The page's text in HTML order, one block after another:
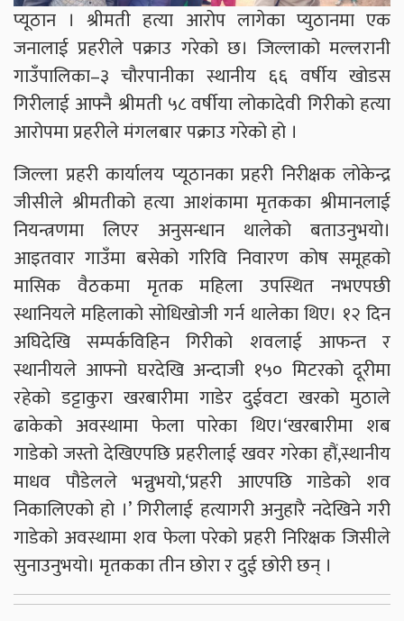
प्यूठान । श्रीमती हत्या आरोप लागेका प्युठानमा एक
जनालाई प्रहरीले पक्राउ गरेको छ। जिल्लाको मल्लरानी
गाउँपालिका–३ चौरपानीका स्थानीय ६६ वर्षीय खोडस
गिरीलाई आफ्नै श्रीमती ५८ वर्षीया लोकादेवी गिरीको हत्या
आरोपमा प्रहरीले मंगलबार पक्राउ गरेको हो ।
जिल्ला प्रहरी कार्यालय प्यूठानका प्रहरी निरीक्षक लोकेन्द्र
जीसीले श्रीमतीको हत्या आशंकामा मृतकका श्रीमानलाई
नियन्त्रणमा लिएर अनुसन्धान थालेको बताउनुभयो।
आइतवार गाउँमा बसेको गरिवि निवारण कोष समूहको
मासिक वैठकमा मृतक महिला उपस्थित नभएपछी
स्थानियले महिलाको सोधिखोजी गर्न थालेका थिए। १२ दिन
अघिदेखि सम्पर्कविहिन गिरीको शवलाई आफन्त र
स्थानीयले आफ्नो घरदेखि अन्दाजी १५० मिटरको दूरीमा
रहेको डट्टाकुरा खरबारीमा गाडेर दुईवटा खरको मुठाले
ढाकेको अवस्थामा फेला पारेका थिए।‘खरबारीमा शब
गाडेको जस्तो देखिएपछि प्रहरीलाई खवर गरेका हौं,स्थानीय
माधव पौडेलले भन्नुभयो,‘प्रहरी आएपछि गाडेको शव
निकालिएको हो ।’ गिरीलाई हत्यागरी अनुहारै नदेखिने गरी
गाडेको अवस्थामा शव फेला परेको प्रहरी निरिक्षक जिसीले
सुनाउनुभयो। मृतकका तीन छोरा र दुई छोरी छन् ।